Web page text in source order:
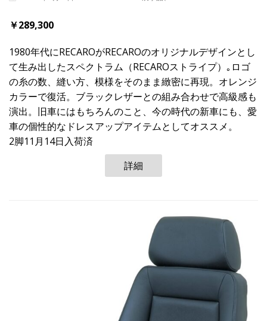
￥289,300
1980年代にRECAROがRECAROのオリジナルデザインとし
て生み出したスペクトラム（RECAROストライプ）｡ロゴ
の糸の数、縫い方、模様をそのまま緻密に再現。オレンジ
カラーで復活。ブラックレザーとの組み合わせで高級感も
演出。旧車にはもちろんのこと、今の時代の新車にも、愛
車の個性的なドレスアップアイテムとしてオススメ。
2脚11月14日入荷済
詳細